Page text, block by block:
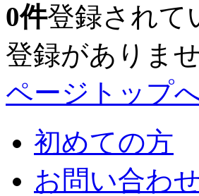
0件登録されて
登録がありま
ページトップ
初めての方
お問い合わ